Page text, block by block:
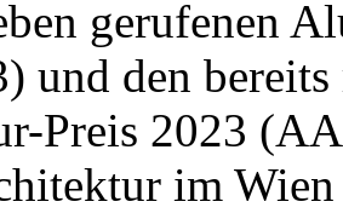
gerufenen
und den
Preis 2023
im